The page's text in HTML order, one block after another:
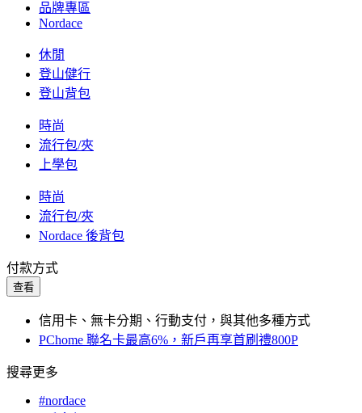
品牌專區
Nordace
休閒
登山健行
登山背包
時尚
流行包/夾
上學包
時尚
流行包/夾
Nordace 後背包
付款方式
查看
信用卡、無卡分期、行動支付，與其他多種方式
PChome 聯名卡最高6%，新戶再享首刷禮800P
搜尋更多
#nordace